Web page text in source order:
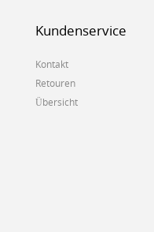
Kundenservice
Kontakt
Retouren
Übersicht